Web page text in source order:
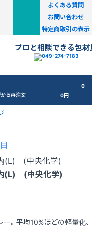
よくある質問
お問い合わせ
特定商取引の表示
プロと相談できる包材
ら再注文
0
0円
(L) (中央化学)
(L) (中央化学)
。平均10%ほどの軽量化、